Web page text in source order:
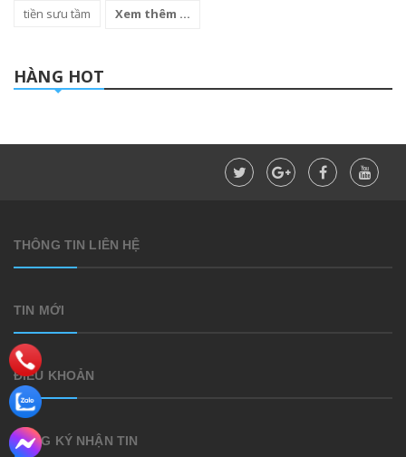
tiền sưu tầm Xem thêm ...
HÀNG HOT
THÔNG TIN LIÊN HỆ
TIN MỚI
ĐIỀU KHOẢN
ĐĂNG KÝ NHẬN TIN